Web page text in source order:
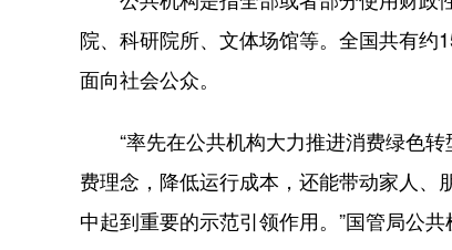
院、科研院所、文体场馆等。全国共有
面向社会公众。
“率先在公共机构大力推进消费绿色转
费理念，降低运行成本，还能带动家人
中起到重要的示范引领作用。”国管局公共